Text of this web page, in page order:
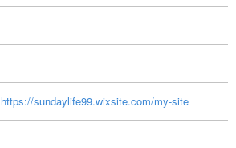
https://sundaylife99.wixsite.com/my-site